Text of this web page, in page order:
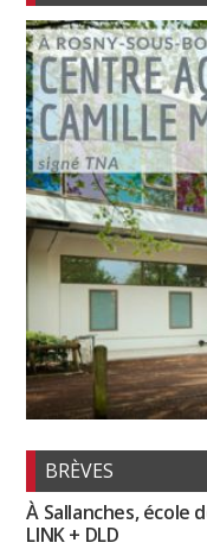
BRÈVES
À Sallanches, école
LINK + DLD